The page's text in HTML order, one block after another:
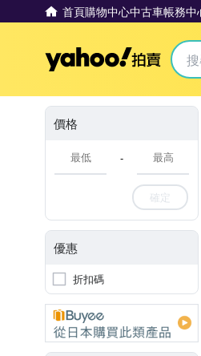
首頁購物中心中古車帳務中
價格
-
確定
優惠
折扣碼